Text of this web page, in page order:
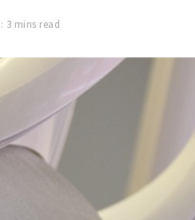
3 mins read